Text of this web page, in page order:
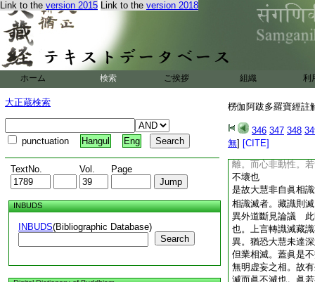
Link to the version 2015 Link to the version 2018
ホーム 検索 ご挨拶 組織 利
大正蔵検索
punctuation Hangul Eng
TextNo. Vol. Page
INBUDS
INBUDS(Bibliographic Database)
Search
楞伽阿跋多羅寶經註
346 347 348
無] [CITE]
識。藏識是眞。轉
體是一故不可言異
無所分別故。不可
若不異者。轉識滅
不滅 此明法非一異
異者。彼無明風熏
縁則墮常見。然藏
也。若不異者。轉
見。然藏識眞相終
心。因無明風動。
離。而心非動性。
不壞也
是故大慧非自眞相
相識滅者。藏識則
異外道斷見論議 此
也。上言轉識滅藏
異。猶恐大慧未達
但業相滅。蓋眞是
無明虚妄之相。故
滅而眞不滅也。眞